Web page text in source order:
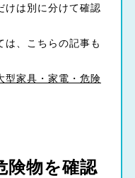
けは別に分けて確認
は、こちらの記事も
型家具・家電・危険
険物を確認